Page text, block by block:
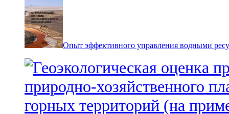
Опыт эффективного управления водными